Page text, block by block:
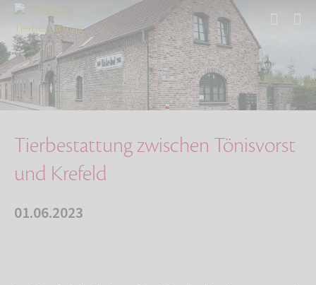
Start Über uns
Aktuelles
Tierbestattung zwischen Tönisvorst und Krefel…
Tierbestattung zwischen Tönisvorst
und Krefeld
01.06.2023